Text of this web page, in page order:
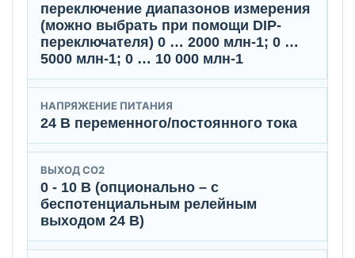
переключение диапазонов измерения
(можно выбрать при помощи DIP-
переключателя) 0 … 2000 млн-1; 0 …
5000 млн-1; 0 … 10 000 млн-1
НАПРЯЖЕНИЕ ПИТАНИЯ
24 B переменного/постоянного тока
ВЫХОД CO2
0 - 10 B (опционально – с
беспотенциальным релейным
выходом 24 B)